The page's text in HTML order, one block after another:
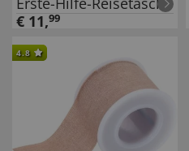
€ 11,99
4.8